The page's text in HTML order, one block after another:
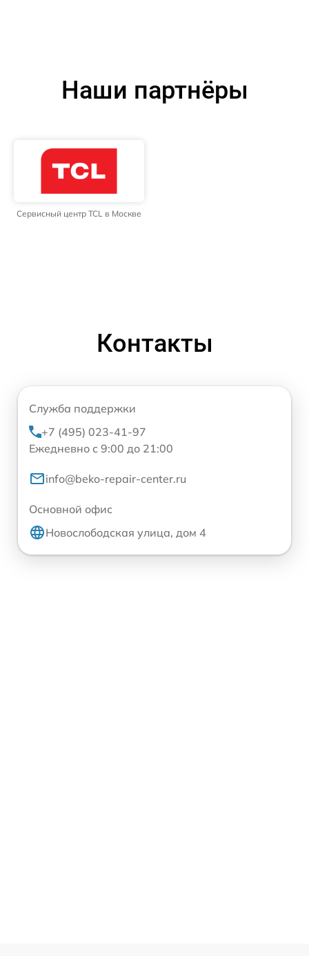
Наши партнёры
Сервисный центр TCL в Москве
Контакты
Служба поддержки
+7 (495) 023-41-97
Ежедневно с 9:00 до 21:00
info@beko-repair-center.ru
Основной офис
Новослободская улица, дом 4